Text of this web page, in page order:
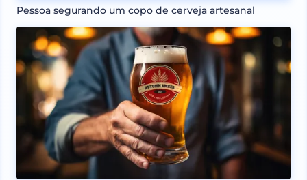
Pessoa segurando um copo de cerveja artesanal